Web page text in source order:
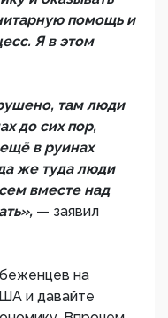
помощь и
Я в этом
там люди
до сих пор,
в руинах
же туда люди
вместе над
— заявил
на
и давайте